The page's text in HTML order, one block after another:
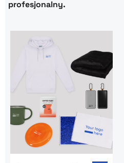
profesjonalny.